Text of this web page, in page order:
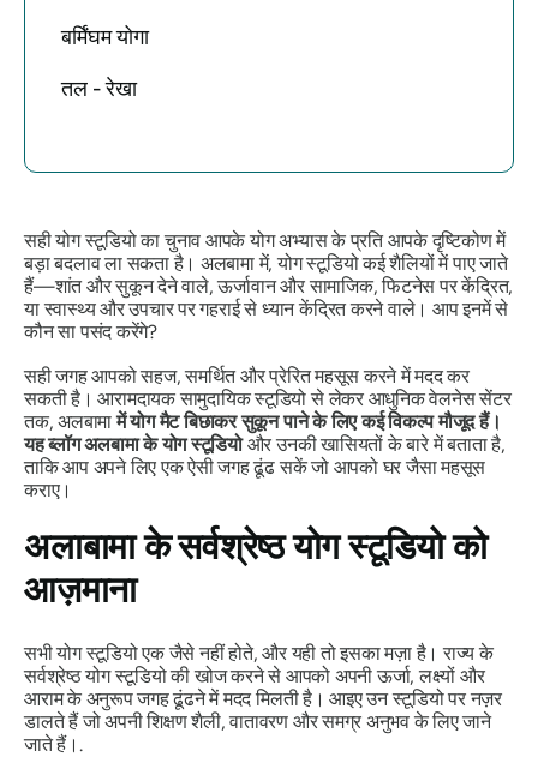
बर्मिंघम योगा
तल - रेखा
सही योग स्टूडियो का चुनाव आपके योग अभ्यास के प्रति आपके दृष्टिकोण में
बड़ा बदलाव ला सकता है। अलबामा में, योग स्टूडियो कई शैलियों में पाए जाते
हैं—शांत और सुकून देने वाले, ऊर्जावान और सामाजिक, फिटनेस पर केंद्रित,
या स्वास्थ्य और उपचार पर गहराई से ध्यान केंद्रित करने वाले। आप इनमें से
कौन सा पसंद करेंगे?
सही जगह आपको सहज, समर्थित और प्रेरित महसूस करने में मदद कर
सकती है। आरामदायक सामुदायिक स्टूडियो से लेकर आधुनिक वेलनेस सेंटर
तक, अलबामामें योग मैट बिछाकर सुकून पाने के लिए कई विकल्प मौजूद हैं।
यह ब्लॉग अलबामा के योग स्टूडियोऔर उनकी खासियतों के बारे में बताता है,
ताकि आप अपने लिए एक ऐसी जगह ढूंढ सकें जो आपको घर जैसा महसूस
कराए।
अलाबामा के सर्वश्रेष्ठ योग स्टूडियो को
आज़माना
सभी योग स्टूडियो एक जैसे नहीं होते, और यही तो इसका मज़ा है। राज्य के
सर्वश्रेष्ठ योग स्टूडियो की खोज करने से आपको अपनी ऊर्जा, लक्ष्यों और
आराम के अनुरूप जगह ढूंढने में मदद मिलती है। आइए उन स्टूडियो पर नज़र
डालते हैं जो अपनी शिक्षण शैली, वातावरण और समग्र अनुभव के लिए जाने
जाते हैं।.